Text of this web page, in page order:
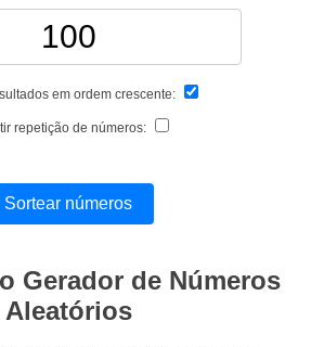
em ordem crescente:
repetição de números:
Sortear números
Gerador de Números
Aleatórios